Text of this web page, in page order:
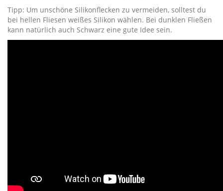
Tipp: Um unschöne Silikonflecken zu vermeiden, solltest du
bei hellen Fliesen weißes Silikon wählen. Bei dunklen Fließen
kann natürlich auch Schwarz eine gute Idee sein.